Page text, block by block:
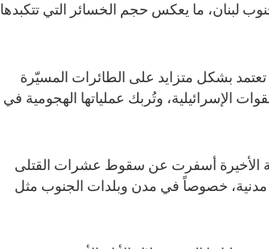
لبنان، ما يعكس حجم الخسائر التي تتكبدها
تعتمد بشكل متزايد على الطائرات المسيّرة
الإسرائيلية، وتُربك عملياتها الهجومية في
الأخيرة أسفرت عن سقوط عشرات القتلى
خصوصاً في مدن وبلدات الجنوب مثل